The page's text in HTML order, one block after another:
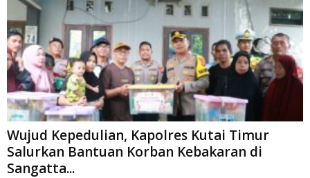
Wujud Kepedulian, Kapolres Kutai Timur
Salurkan Bantuan Korban Kebakaran di
Sangatta...